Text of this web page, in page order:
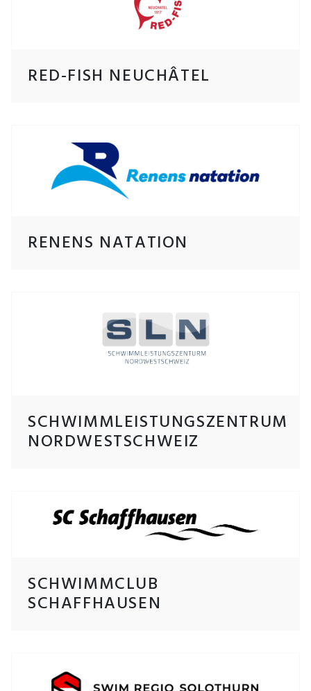
RED-FISH NEUCHÂTEL
RENENS NATATION
SCHWIMMLEISTUNGSZENTRUM
NORDWESTSCHWEIZ
SCHWIMMCLUB
SCHAFFHAUSEN